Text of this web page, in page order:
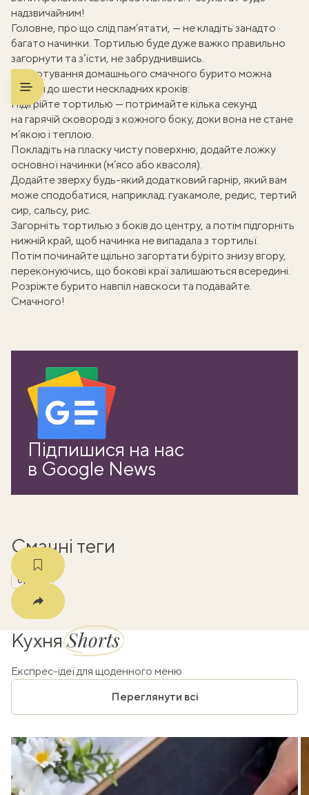
надзвичайним!
Головне, про що слід пам’ятати, — не кладіть занадто
багато начинки. Тортилью буде дуже важко правильно
загорнути та з’їсти, не забруднившись.
Приготування домашнього смачного бурито можна
звести до шести нескладних кроків:
Підігрійте тортилью — потримайте кілька секунд
на гарячій сковороді з кожного боку, доки вона не стане
м’якою і теплою.
Покладіть на пласку чисту поверхню, додайте ложку
основної начинки (м’ясо або квасоля).
Додайте зверху будь-який додатковий гарнір, який вам
може сподобатися, наприклад: гуакамоле, редис, тертий
сир, сальсу, рис.
Загорніть тортилью з боків до центру, а потім підгорніть
нижній край, щоб начинка не випадала з тортильї.
Потім починайте щільно загортати буріто знизу вгору,
переконуючись, що бокові краї залишаються всередині.
Розріжте бурито навпіл навскоси та подавайте.
Смачного!
Підпишися на нас
в Google News
Смачні теги
бурито
КухняShorts
Експрес-ідеї для щоденного меню
Переглянути всі